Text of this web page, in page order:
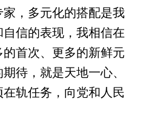
，多元化的搭配是我
信的表现，我相信在
首次、更多的新鲜元
待，就是天地一心、
轨任务，向党和人民